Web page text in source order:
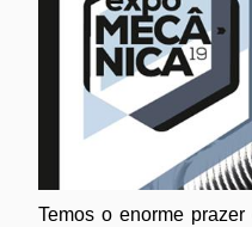
Temos o enorme